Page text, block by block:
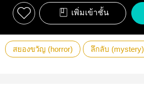
เพิ่มเข้าชั้น
สยองขวัญ (horror) ลึกลับ (mystery)